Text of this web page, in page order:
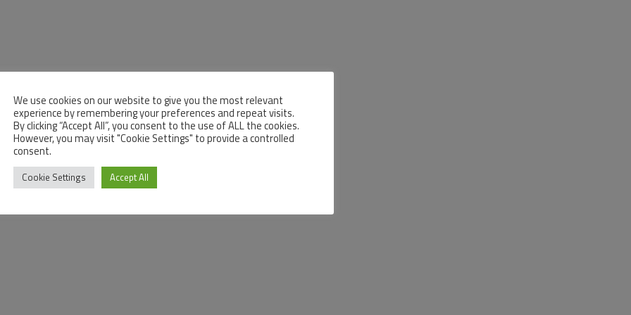
We use cookies on our website to give you the most relevant
experience by remembering your preferences and repeat visits.
By clicking “Accept All”, you consent to the use of ALL the cookies.
However, you may visit "Cookie Settings" to provide a controlled
consent.
Cookie Settings Accept All